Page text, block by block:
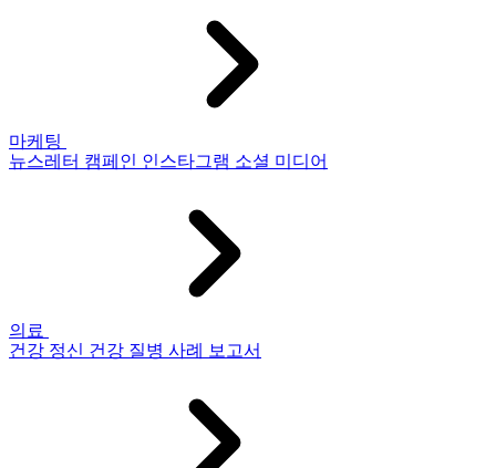
마케팅
뉴스레터 캠페인 인스타그램 소셜 미디어
의료
건강 정신 건강 질병 사례 보고서